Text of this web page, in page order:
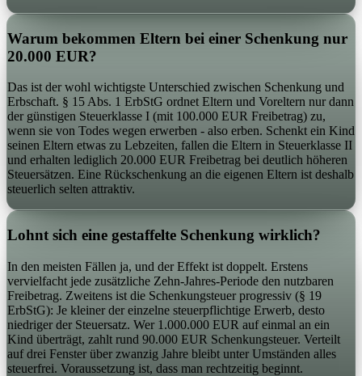
Warum bekommen Eltern bei einer Schenkung nur
20.000 EUR?
Das ist der wohl wichtigste Unterschied zwischen Schenkung und
Erbschaft. § 15 Abs. 1 ErbStG ordnet Eltern und Voreltern nur dann
der günstigen Steuerklasse I (mit 100.000 EUR Freibetrag) zu,
wenn sie von Todes wegen erwerben - also erben. Schenkt ein Kind
seinen Eltern etwas zu Lebzeiten, fallen die Eltern in Steuerklasse II
und erhalten lediglich 20.000 EUR Freibetrag bei deutlich höheren
Steuersätzen. Eine Rückschenkung an die eigenen Eltern ist deshalb
steuerlich selten attraktiv.
Lohnt sich eine gestaffelte Schenkung wirklich?
In den meisten Fällen ja, und der Effekt ist doppelt. Erstens
vervielfacht jede zusätzliche Zehn-Jahres-Periode den nutzbaren
Freibetrag. Zweitens ist die Schenkungsteuer progressiv (§ 19
ErbStG): Je kleiner der einzelne steuerpflichtige Erwerb, desto
niedriger der Steuersatz. Wer 1.000.000 EUR auf einmal an ein
Kind überträgt, zahlt rund 90.000 EUR Schenkungsteuer. Verteilt
auf drei Fenster über zwanzig Jahre bleibt unter Umständen alles
steuerfrei. Voraussetzung ist, dass man rechtzeitig beginnt.